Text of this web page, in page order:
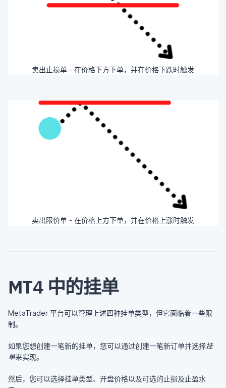
卖出止损单 - 在价格下方下单，并在价格下跌时触发
卖出限价单 - 在价格上方下单，并在价格上涨时触发
MT4 中的挂单
MetaTrader 平台可以管理上述四种挂单类型，但它面临着一些限
制。
如果您想创建一笔新的挂单，您可以通过创建一笔新订单并选择挂
单来实现。
然后，您可以选择挂单类型、开盘价格以及可选的止损及止盈水